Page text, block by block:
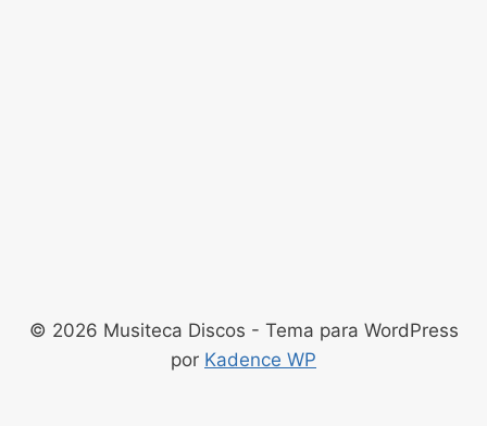
© 2026 Musiteca Discos - Tema para WordPress
por Kadence WP